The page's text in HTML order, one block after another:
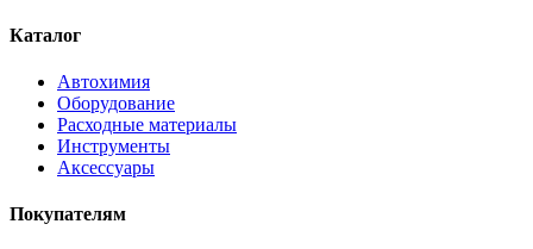
Каталог
Автохимия
Оборудование
Расходные материалы
Инструменты
Аксессуары
Покупателям